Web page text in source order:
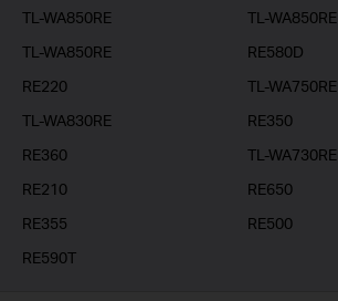
TL-WA850RE
TL-WA850RE
TL-WA850RE
RE580D
RE220
TL-WA750RE
TL-WA830RE
RE350
RE360
TL-WA730RE
RE210
RE650
RE355
RE500
RE590T